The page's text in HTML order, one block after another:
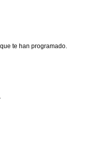
te han programado.